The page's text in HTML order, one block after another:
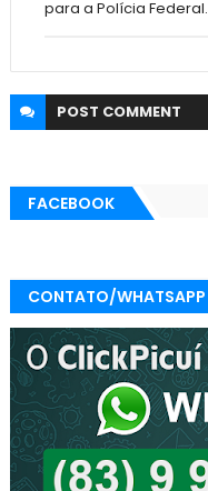
para a Polícia Federal.
POST COMMENT
FACEBOOK
CONTATO/WHATSAPP